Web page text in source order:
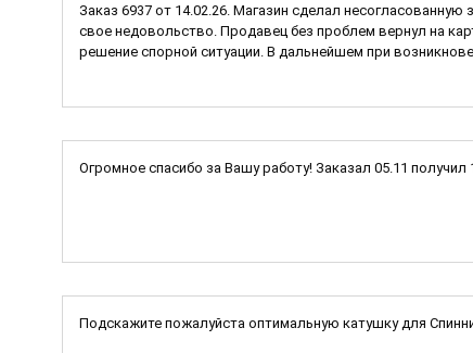
Заказ 6937 от 14.02.26. Магазин сделал
свое недовольство. Продавец без проблем вернул на
решение спорной ситуации. В дальнейшем при
Огромное спасибо за Вашу работу! Заказал 05.11
Подскажите пожалуйста оптимальную катушку для